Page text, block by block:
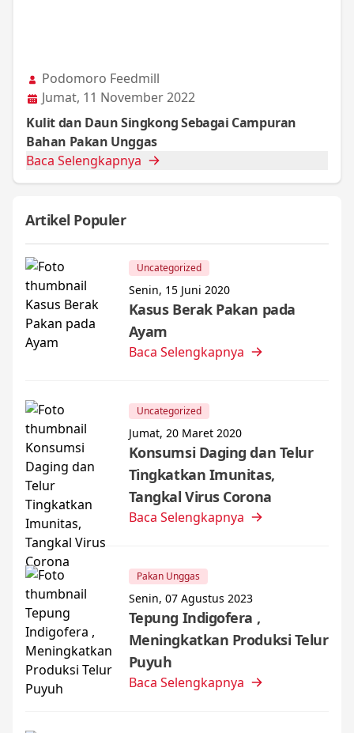
Podomoro Feedmill
Jumat, 11 November 2022
Kulit dan Daun Singkong Sebagai Campuran
Bahan Pakan Unggas
Baca Selengkapnya
Artikel Populer
Uncategorized
Senin, 15 Juni 2020
Kasus Berak Pakan pada
Ayam
Baca Selengkapnya
Uncategorized
Jumat, 20 Maret 2020
Konsumsi Daging dan Telur
Tingkatkan Imunitas,
Tangkal Virus Corona
Baca Selengkapnya
Pakan Unggas
Senin, 07 Agustus 2023
Tepung Indigofera ,
Meningkatkan Produksi Telur
Puyuh
Baca Selengkapnya